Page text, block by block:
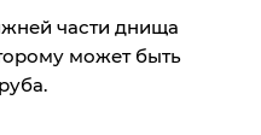
части днища
может быть